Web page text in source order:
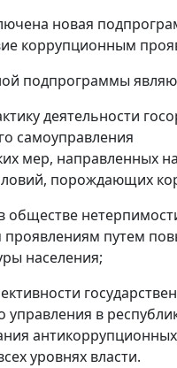
новая
коррупционным
подпрограммы
деятельности
самоуправления
мер, направленных на
порождающих
путем
населения;
управления в
антикоррупционных
уровнях власти.